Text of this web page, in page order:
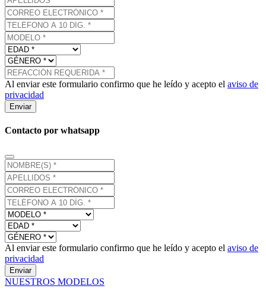
Al enviar este formulario confirmo que he leído y acepto el aviso de
privacidad
Enviar
Contacto por whatsapp
Al enviar este formulario confirmo que he leído y acepto el aviso de
privacidad
Enviar
NUESTROS MODELOS